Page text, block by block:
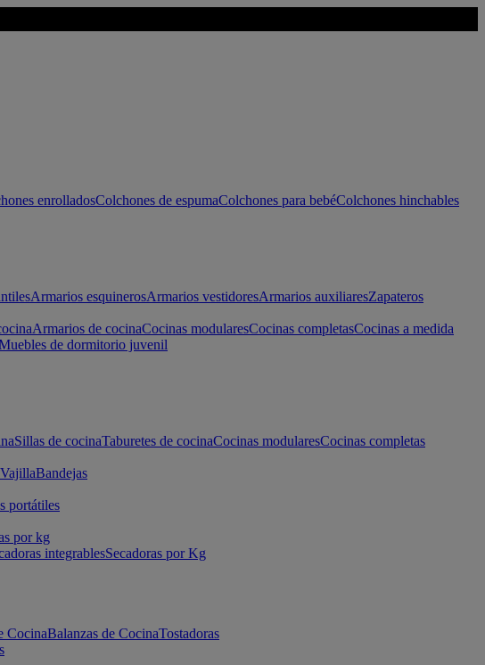
enrolladosColchones de espumaColchones para bebéColchones hinchables
Armarios esquinerosArmarios vestidoresArmarios auxiliaresZapateros
Armarios de cocinaCocinas modularesCocinas completasCocinas a medida
de dormitorio juvenil
Sillas de cocinaTaburetes de cocinaCocinas modularesCocinas completas
VajillaBandejas
portátiles
por kg
integrablesSecadoras por Kg
CocinaBalanzas de CocinaTostadoras